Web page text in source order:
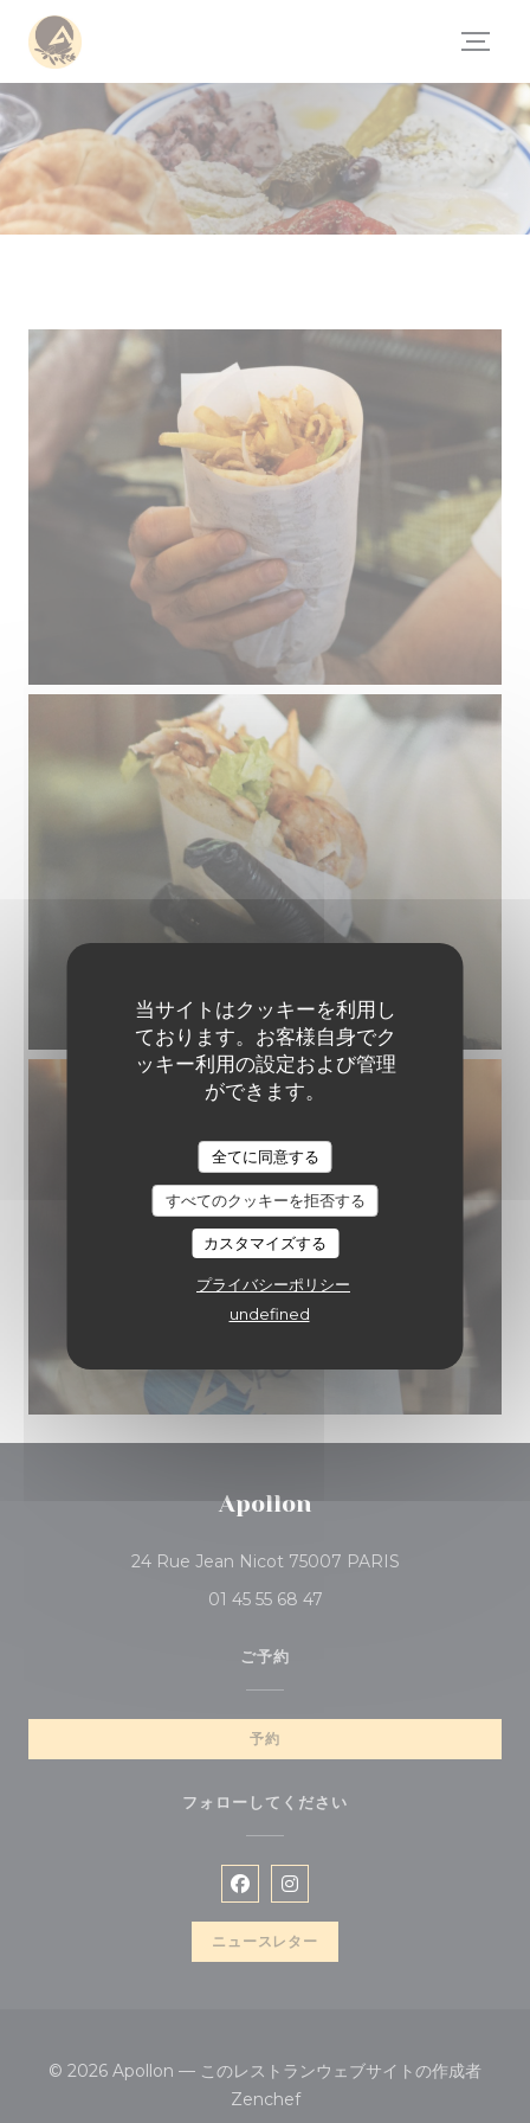
クッキー利用の管理について
当サイトはクッキーを利用し
ております。お客様自身でク
ッキー利用の設定および管理
ができます。
全てに同意する
すべてのクッキーを拒否する
カスタマイズする
プライバシーポリシー
undefined
Apollon
24 Rue Jean Nicot 75007 PARIS((新しいウィン
01 45 55 68 47
ご予約
予約
フォローしてください
Facebook ((新しいウィンドウで
Instagram ((新しいウィン
ニュースレター
© 2026 Apollon — このレストランウェブサイトの作成者
Zenchef((新しいウィンドウで開きます